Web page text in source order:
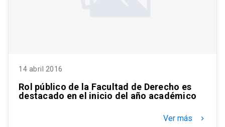
14 abril 2016
Rol público de la Facultad de Derecho es
destacado en el inicio del año académico
Ver más keyboard_arrow_right